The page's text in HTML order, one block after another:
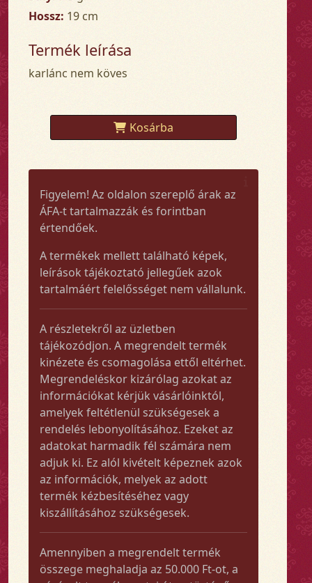
Hossz: 19 cm
Termék leírása
karlánc nem köves
Kosárba
Figyelem! Az oldalon szereplő árak az
ÁFA-t tartalmazzák és forintban
értendőek.
A termékek mellett található képek,
leírások tájékoztató jellegűek azok
tartalmáért felelősséget nem vállalunk.
A részletekről az üzletben
tájékozódjon. A megrendelt termék
kinézete és csomagolása ettől eltérhet.
Megrendeléskor kizárólag azokat az
információkat kérjük vásárlóinktól,
amelyek feltétlenül szükségesek a
rendelés lebonyolításához. Ezeket az
adatokat harmadik fél számára nem
adjuk ki. Ez alól kivételt képeznek azok
az információk, melyek az adott
termék kézbesítéséhez vagy
kiszállításához szükségesek.
Amennyiben a megrendelt termék
összege meghaladja az 50.000 Ft-ot, a